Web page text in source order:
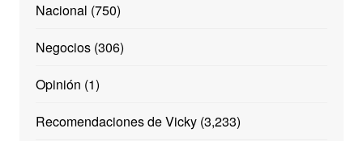
Nacional (750)
Negocios(306)
Opinión (1)
Recomendaciones de Vicky(3,233)